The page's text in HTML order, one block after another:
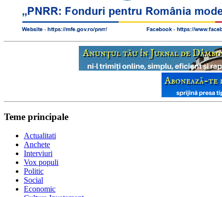
Teme principale
Actualitati
Anchete
Interviuri
Vox populi
Politic
Social
Economic